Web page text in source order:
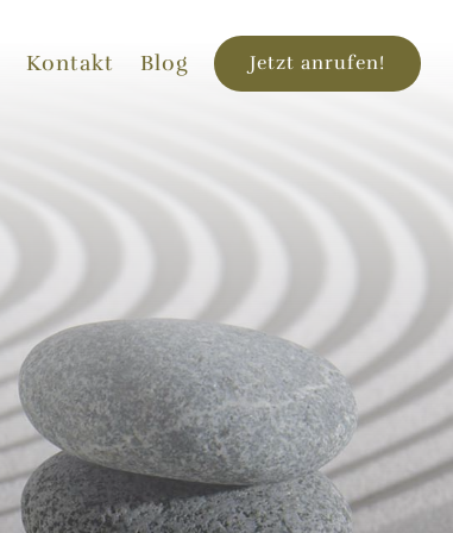
Kontakt Blog Jetzt anrufen!